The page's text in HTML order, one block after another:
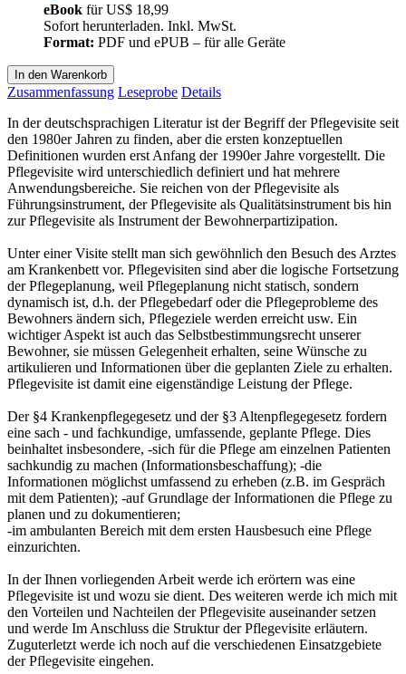
eBook fürUS$ 18,99
Sofort herunterladen. Inkl. MwSt.
Format: PDF und ePUB – für alle Geräte
In den Warenkorb
Zusammenfassung Leseprobe Details
In der deutschsprachigen Literatur ist der Begriff der Pflegevisite seit
den 1980er Jahren zu finden, aber die ersten konzeptuellen
Definitionen wurden erst Anfang der 1990er Jahre vorgestellt. Die
Pflegevisite wird unterschiedlich definiert und hat mehrere
Anwendungsbereiche. Sie reichen von der Pflegevisite als
Führungsinstrument, der Pflegevisite als Qualitätsinstrument bis hin
zur Pflegevisite als Instrument der Bewohnerpartizipation.
Unter einer Visite stellt man sich gewöhnlich den Besuch des Arztes
am Krankenbett vor. Pflegevisiten sind aber die logische Fortsetzung
der Pflegeplanung, weil Pflegeplanung nicht statisch, sondern
dynamisch ist, d.h. der Pflegebedarf oder die Pflegeprobleme des
Bewohners ändern sich, Pflegeziele werden erreicht usw. Ein
wichtiger Aspekt ist auch das Selbstbestimmungsrecht unserer
Bewohner, sie müssen Gelegenheit erhalten, seine Wünsche zu
artikulieren und Informationen über die geplanten Ziele zu erhalten.
Pflegevisite ist damit eine eigenständige Leistung der Pflege.
Der §4 Krankenpflegegesetz und der §3 Altenpflegegesetz fordern
eine sach - und fachkundige, umfassende, geplante Pflege. Dies
beinhaltet insbesondere, -sich für die Pflege am einzelnen Patienten
sachkundig zu machen (Informationsbeschaffung); -die
Informationen möglichst umfassend zu erheben (z.B. im Gespräch
mit dem Patienten); -auf Grundlage der Informationen die Pflege zu
planen und zu dokumentieren;
-im ambulanten Bereich mit dem ersten Hausbesuch eine Pflege
einzurichten.
In der Ihnen vorliegenden Arbeit werde ich erörtern was eine
Pflegevisite ist und wozu sie dient. Des weiteren werde ich mich mit
den Vorteilen und Nachteilen der Pflegevisite auseinander setzen
und werde Im Anschluss die Struktur der Pflegevisite erläutern.
Zuguterletzt werde ich noch auf die verschiedenen Einsatzgebiete
der Pflegevisite eingehen.